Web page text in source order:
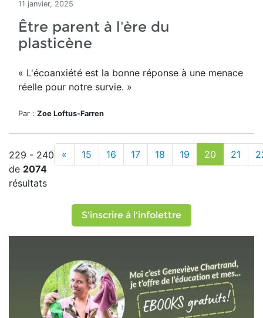
11 janvier, 2025
Être parent à l’ère du
plasticène
« L'écoanxiété est la bonne réponse à une menace
réelle pour notre survie. »
Par : Zoe Loftus-Farren
229 - 240
de 2074
résultats
« 15 16 17 18 19 20 21
S'inscrire à l'infolettre